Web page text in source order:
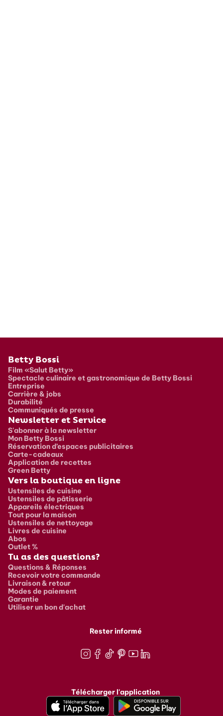
Pied de page
Betty Bossi
Film «Salut Betty»
Spectacle culinaire et gastronomique de Betty Bossi
Entreprise
Carrière & jobs
Durabilité
Communiqués de presse
Newsletter et Service
S'abonner à la newsletter
Mon Betty Bossi
Réservation d’espaces publicitaires
Carte-cadeaux
Application de recettes
Green Betty
Vers la boutique en ligne
Ustensiles de cuisine
Ustensiles de pâtisserie
Appareils électriques
Tout pour la maison
Ustensiles de nettoyage
Livres de cuisine
Abos
Outlet %
Tu as des questions?
Questions & Réponses
Recevoir votre commande
Livraison & retour
Modes de paiement
Garantie
Utiliser un bon d'achat
Rester informé
Télécharger l'application